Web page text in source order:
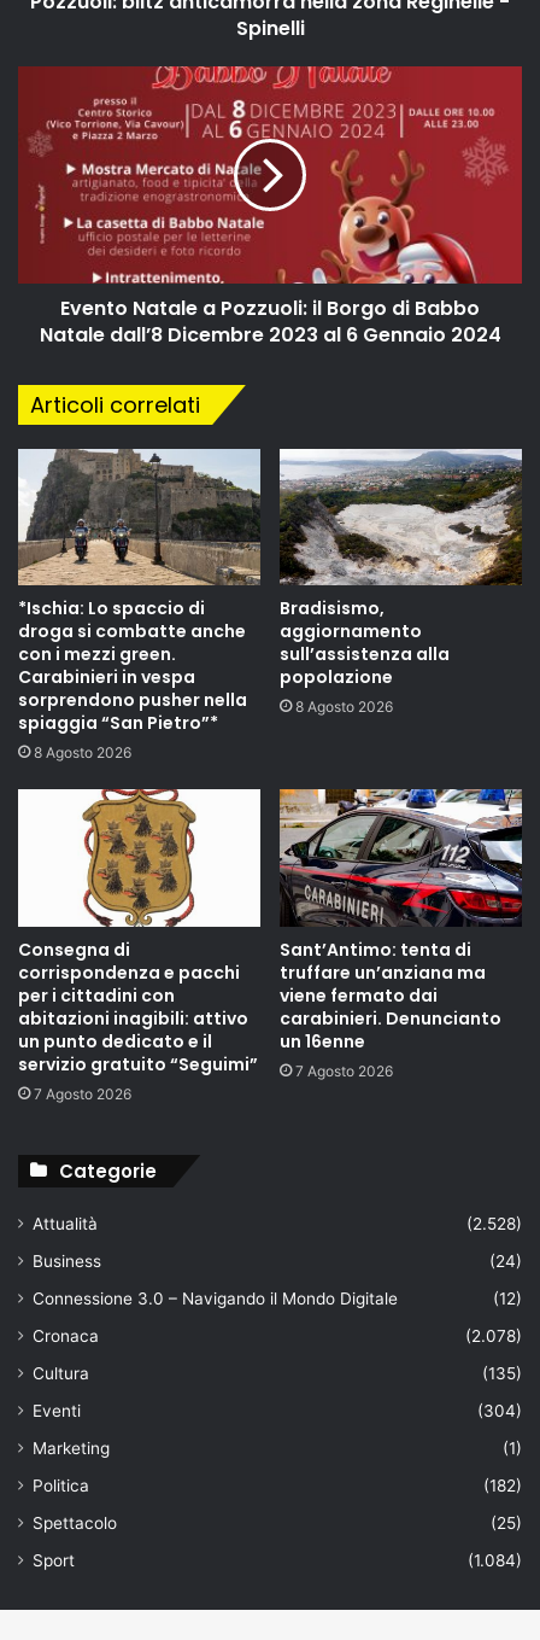
Spinelli
Evento Natale a Pozzuoli: il Borgo di Babbo
Natale dall’8 Dicembre 2023 al 6 Gennaio 2024
Articoli correlati
*Ischia: Lo spaccio di
droga si combatte anche
con i mezzi green.
Carabinieri in vespa
sorprendono pusher nella
spiaggia “San Pietro”*
8 Agosto 2026
Bradisismo,
aggiornamento
sull’assistenza alla
popolazione
8 Agosto 2026
Consegna di
corrispondenza e pacchi
per i cittadini con
abitazioni inagibili: attivo
un punto dedicato e il
servizio gratuito “Seguimi”
7 Agosto 2026
Sant’Antimo: tenta di
truffare un’anziana ma
viene fermato dai
carabinieri. Denuncianto
un 16enne
7 Agosto 2026
Categorie
Attualità
(2.528)
Business
(24)
Connessione 3.0 – Navigando il Mondo Digitale
(12)
Cronaca
(2.078)
Cultura
(135)
Eventi
(304)
Marketing
(1)
Politica
(182)
Spettacolo
(25)
Sport
(1.084)